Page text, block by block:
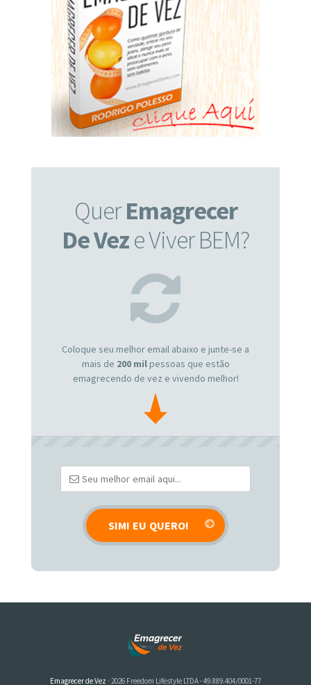
QuerEmagrecer
De Veze Viver BEM?
Coloque seu melhor email abaixo e junte-se a
mais de 200 milpessoas que estão
emagrecendo de vez e vivendo melhor!
Emagrecer de Vez · 2026 Freedom Lifestyle LTDA - 49.889.404/0001-77